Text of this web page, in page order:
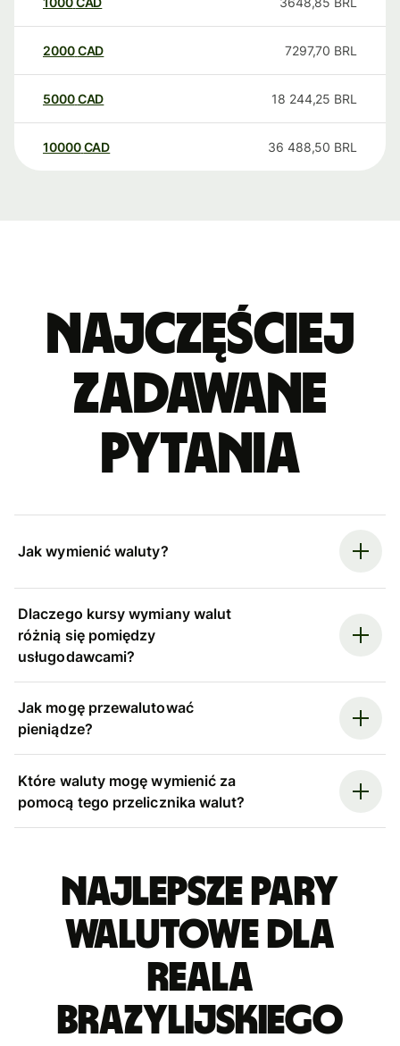
2000CAD 7297,70 BRL
5000CAD 18 244,25 BRL
10000 CAD 36 488,50 BRL
Najczęściej
zadawane
pytania
Jak wymienić waluty?
Dlaczego kursy wymiany walut
różnią się pomiędzy
usługodawcami?
Jak mogę przewalutować
pieniądze?
Które waluty mogę wymienić za
pomocą tego przelicznika walut?
Najlepsze pary
walutowe dla
reala
brazylijskiego